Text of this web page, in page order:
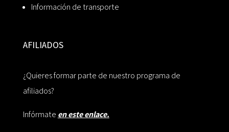
Información de transporte
AFILIADOS
¿Quieres formar parte de nuestro programa de
afiliados?
Infórmate en este enlace.